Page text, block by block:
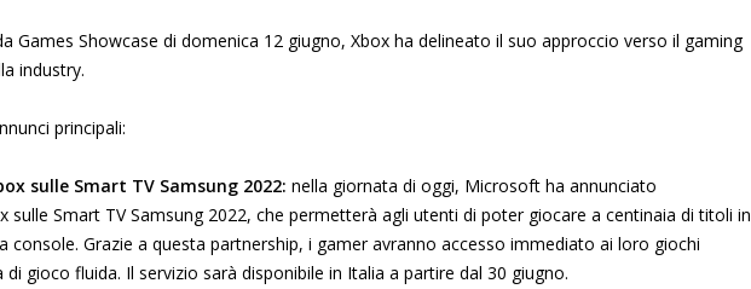
Games Showcase di domenica 12 giugno, Xbox ha delineato il suo approccio verso il gaming
industry.
principali:
sulle Smart TV Samsung 2022: nella giornata di oggi, Microsoft ha annunciato
sulle Smart TV Samsung 2022, che permetterà agli utenti di poter giocare a centinaia di titoli in
console. Grazie a questa partnership, i gamer avranno accesso immediato ai loro giochi
di gioco fluida. Il servizio sarà disponibile in Italia a partire dal 30 giugno.